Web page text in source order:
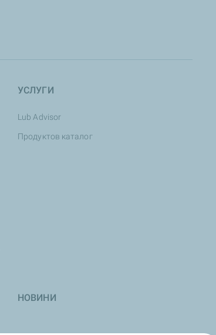
УСЛУГИ
Lub Advisor
Продуктов каталог
НОВИНИ